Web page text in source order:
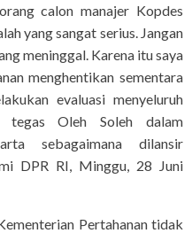
calon manajer Kopdes
yang sangat serius. Jangan
meninggal. Karena itu saya
menghentikan sementara
evaluasi menyeluruh
tegas Oleh Soleh dalam
sebagaimana dilansir
DPR RI, Minggu, 28 Juni
Pertahanan tidak